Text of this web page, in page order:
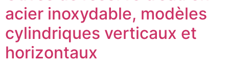
acier inoxydable, modèles
cylindriques verticaux et
horizontaux